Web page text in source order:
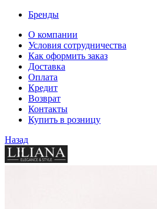
Бренды
О компании
Условия сотрудничества
Как оформить заказ
Доставка
Оплата
Кредит
Возврат
Контакты
Купить в розницу
Назад